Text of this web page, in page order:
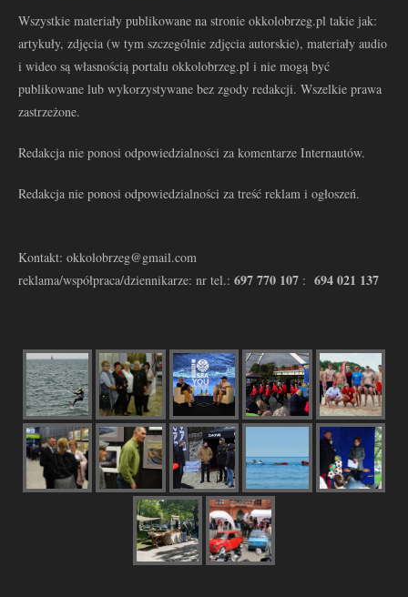
Wszystkie materiały publikowane na stronie okkolobrzeg.pl takie jak:
artykuły, zdjęcia (w tym szczególnie zdjęcia autorskie), materiały audio
i wideo są własnością portalu okkolobrzeg.pl i nie mogą być
publikowane lub wykorzystywane bez zgody redakcji. Wszelkie prawa
zastrzeżone.
Redakcja nie ponosi odpowiedzialności za komentarze Internautów.
Redakcja nie ponosi odpowiedzialności za treść reklam i ogłoszeń.
Kontakt: okkolobrzeg@gmail.com
reklama/współpraca/dziennikarze: nr tel.: 697 770 107 : 694 021 137